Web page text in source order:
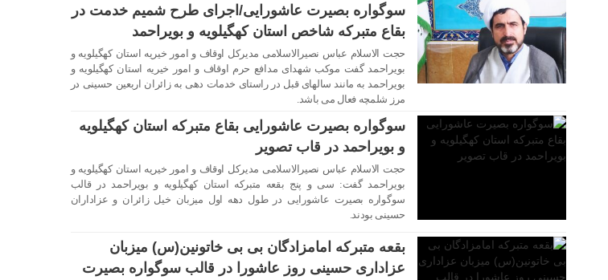
سوگواره بصیرت عاشورایی/اجرای طرح شمیم خدمت در
بقاع متبرکه شاخص استان کهگیلویه و بویراحمد
حجت الاسلام عباس نصیرالاسلامی مدیرکل اوقاف و امور خیریه استان کهگیلویه و
بویراحمد گفت موکب شهدای مدافع حرم اوقاف و امور خیریه استان کهگیلویه و
بویراحمد به مانند سالهای قبل در راستای خدمات دهی به زائران اربعین حسینی در
مرز شلمچه فعال می باشد.
سوگواره بصیرت عاشورایی بقاع متبرکه استان کهگیلویه
و بویراحمد در قاب تصویر
حجت الاسلام عباس نصیرالاسلامی مدیرکل اوقاف و امور خیریه استان کهگیلویه و
بویراحمد گفت: سی و پنج بقعه متبرکه استان کهگیلویه و بویراحمد در قالب
سوگواره بصیرت عاشورایی در طول دهه اول میزبان خیل زائران و عزاداران
حسینی بودند.
بقعه متبرکه امامزادگان بی بی خاتونین(س) میزبان
عزاداری حسینی روز عاشورا در قالب سوگواره بصیرت